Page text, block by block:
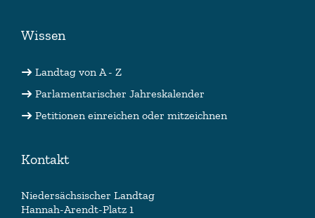
Wissen
Landtag von A - Z
Parlamentarischer Jahreskalender
Petitionen einreichen oder mitzeichnen
Kontakt
Niedersächsischer Landtag
Hannah-Arendt-Platz 1